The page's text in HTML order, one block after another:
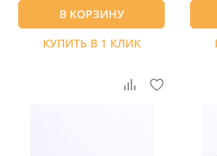
В КОРЗИНУ
КУПИТЬ В 1 КЛИК